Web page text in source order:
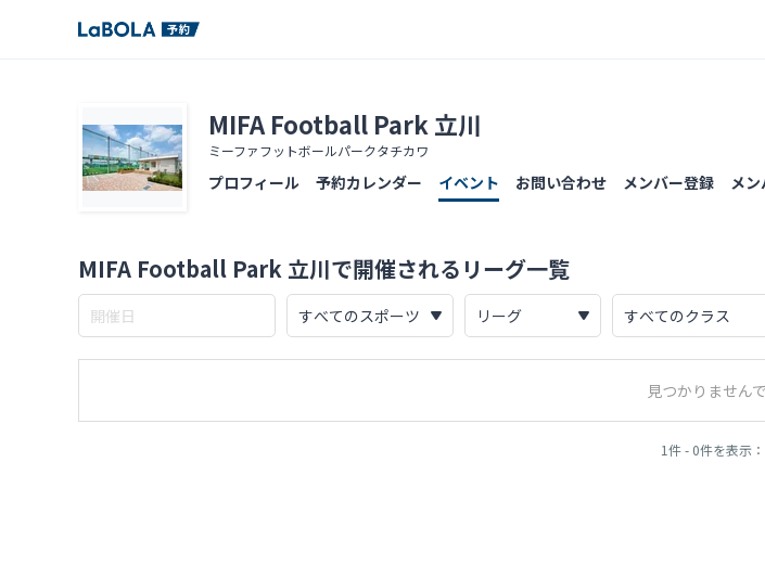
MIFA Football Park 立川
ミーファフットボールパークタチカワ
プロフィール 予約カレンダー イベント お問い合わせ メンバー登録 メ
MIFA Football Park 立川で開催されるリーグ一覧
見つかりません
1件 - 0件を表示